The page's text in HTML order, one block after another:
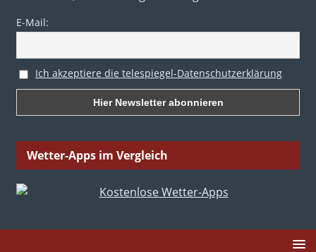
E-Mail:
Ich akzeptiere die telespiegel-Datenschutzerklärung
Wetter-Apps im Vergleich